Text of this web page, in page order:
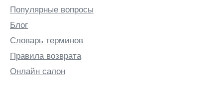
Популярные вопросы
Блог
Словарь терминов
Правила возврата
Онлайн салон